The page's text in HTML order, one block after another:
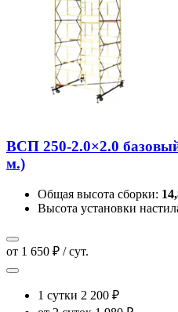
ВСП 250-2.0×2.0
м.)
Общая высота сборки:
Высота установки
от 1 650 ₽ / сут.
1 сутки 2 200 ₽